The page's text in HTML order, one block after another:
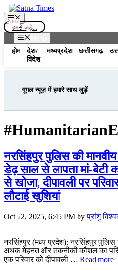
Skip
to
content
Menu
हमसे जुड़े...
होम
देश/
विदेश
मध्यप्रदेश छत्तीसगढ़
गूगल न्यूज़ में हमारे साथ जुड़ें
नरसिंहपुर पुलिस की
डेढ़ साल से लापता मां-बेटी
से खोजा, दीपावली पर
लौटाई खुशियां
Oct 22, 2025, 6:45 PM byप्रांशु
नरसिंहपुर (मध्य प्रदेश): नरसिंहपुर पुलिस
अथक मेहनत और तकनीकी कौशल का
एक परिवार को दीपावली … Read more